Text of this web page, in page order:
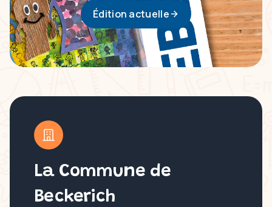
Édition actuelle
La Commune de
Beckerich